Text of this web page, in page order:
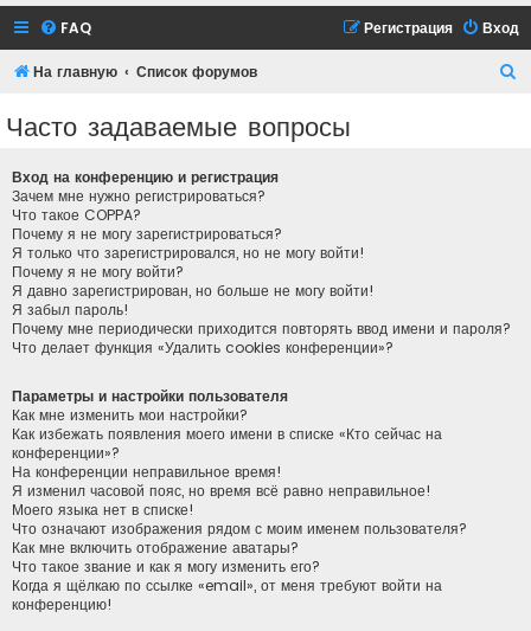
FAQ Вход
Регистрация
На главную Список форумов
Часто задаваемые вопросы
Вход на конференцию и регистрация
Зачем мне нужно регистрироваться?
Что такое COPPA?
Почему я не могу зарегистрироваться?
Я только что зарегистрировался, но не могу войти!
Почему я не могу войти?
Я давно зарегистрирован, но больше не могу войти!
Я забыл пароль!
Почему мне периодически приходится повторять ввод имени и пароля?
Что делает функция «Удалить cookies конференции»?
Параметры и настройки пользователя
Как мне изменить мои настройки?
Как избежать появления моего имени в списке «Кто сейчас на
конференции»?
На конференции неправильное время!
Я изменил часовой пояс, но время всё равно неправильное!
Моего языка нет в списке!
Что означают изображения рядом с моим именем пользователя?
Как мне включить отображение аватары?
Что такое звание и как я могу изменить его?
Когда я щёлкаю по ссылке «email», от меня требуют войти на
конференцию!